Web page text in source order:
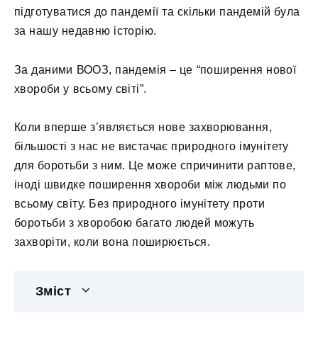
підготуватися до пандемії та скільки пандемій була
за нашу недавню історію.
За даними ВООЗ, пандемія – це “поширення нової
хвороби у всьому світі”.
Коли вперше з’являється нове захворювання,
більшості з нас не вистачає природного імунітету
для боротьби з ним. Це може спричинити раптове,
іноді швидке поширення хвороби між людьми по
всьому світу. Без природного імунітету проти
боротьби з хворобою багато людей можуть
захворіти, коли вона поширюється.
Зміст